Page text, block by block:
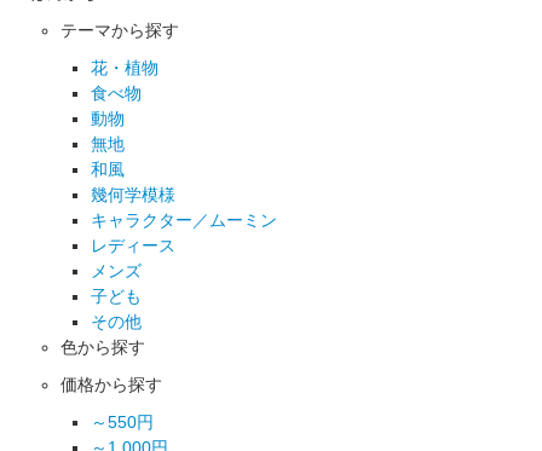
テーマから探す
花・植物
食べ物
動物
無地
和風
幾何学模様
キャラクター／ムーミン
レディース
メンズ
子ども
その他
色から探す
価格から探す
～550円
～1,000円